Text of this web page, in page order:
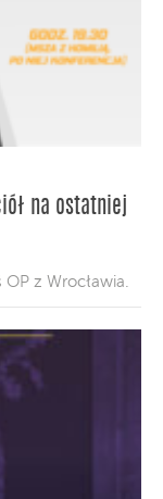
na ostatniej
z Wrocławia.